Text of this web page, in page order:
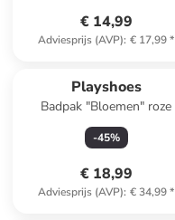
€ 14,99
Adviesprijs (AVP): € 17,99*
Playshoes
Badpak "Bloemen" roze
-45%
€ 18,99
Adviesprijs (AVP): € 34,99*